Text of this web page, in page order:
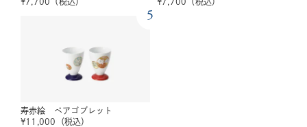
5
寿赤絵 ペアゴブレット
¥11,000 （税込）